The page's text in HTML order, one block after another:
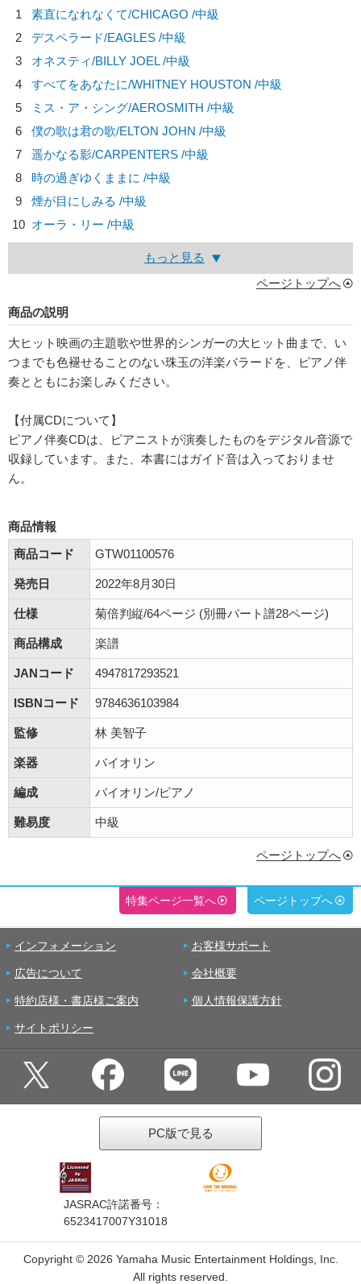
1
素直になれなくて/CHICAGO /中級
2
デスペラード/EAGLES /中級
3
オネスティ/BILLY JOEL/中級
4
すべてをあなたに/WHITNEY HOUSTON /中級
5
ミス・ア・シング/AEROSMITH /中級
6
僕の歌は君の歌/ELTON JOHN /中級
7
遥かなる影/CARPENTERS /中級
8
時の過ぎゆくままに /中級
9
煙が目にしみる /中級
10 オーラ・リー /中級
もっと見る
ページトップへ
商品の説明
大ヒット映画の主題歌や世界的シンガーの大ヒット曲まで、い
つまでも色褪せることのない珠玉の洋楽バラードを、ピアノ伴
奏とともにお楽しみください。
【付属CDについて】
ピアノ伴奏CDは、ピアニストが演奏したものをデジタル音源で
収録しています。また、本書にはガイド音は入っておりませ
ん。
商品情報
商品コード
GTW01100576
発売日 2022年8月30日
仕様 菊倍判縦/64ページ (別冊パート譜28ページ)
商品構成 楽譜
JANコード 4947817293521
ISBNコード 9784636103984
監修 林 美智子
楽器 バイオリン
編成 バイオリン/ピアノ
難易度 中級
ページトップへ
特集ページ一覧へ ページトップへ
インフォメーション お客様サポート
広告について 会社概要
特約店様・書店様ご案内 個人情報保護方針
サイトポリシー
PC版で見る
JASRAC許諾番号：
6523417007Y31018
Copyright © 2026 Yamaha Music Entertainment Holdings, Inc.
All rights reserved.